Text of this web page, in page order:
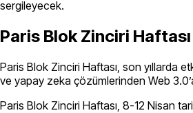
sergileyecek.
Paris Blok Zinciri Haftası
Paris Blok Zinciri Haftası, son yıllarda
ve yapay zeka çözümlerinden Web
Paris Blok Zinciri Haftası, 8-12 Nisan